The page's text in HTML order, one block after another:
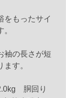
をもったサイ
袖の長さが短
す。
　胴回り